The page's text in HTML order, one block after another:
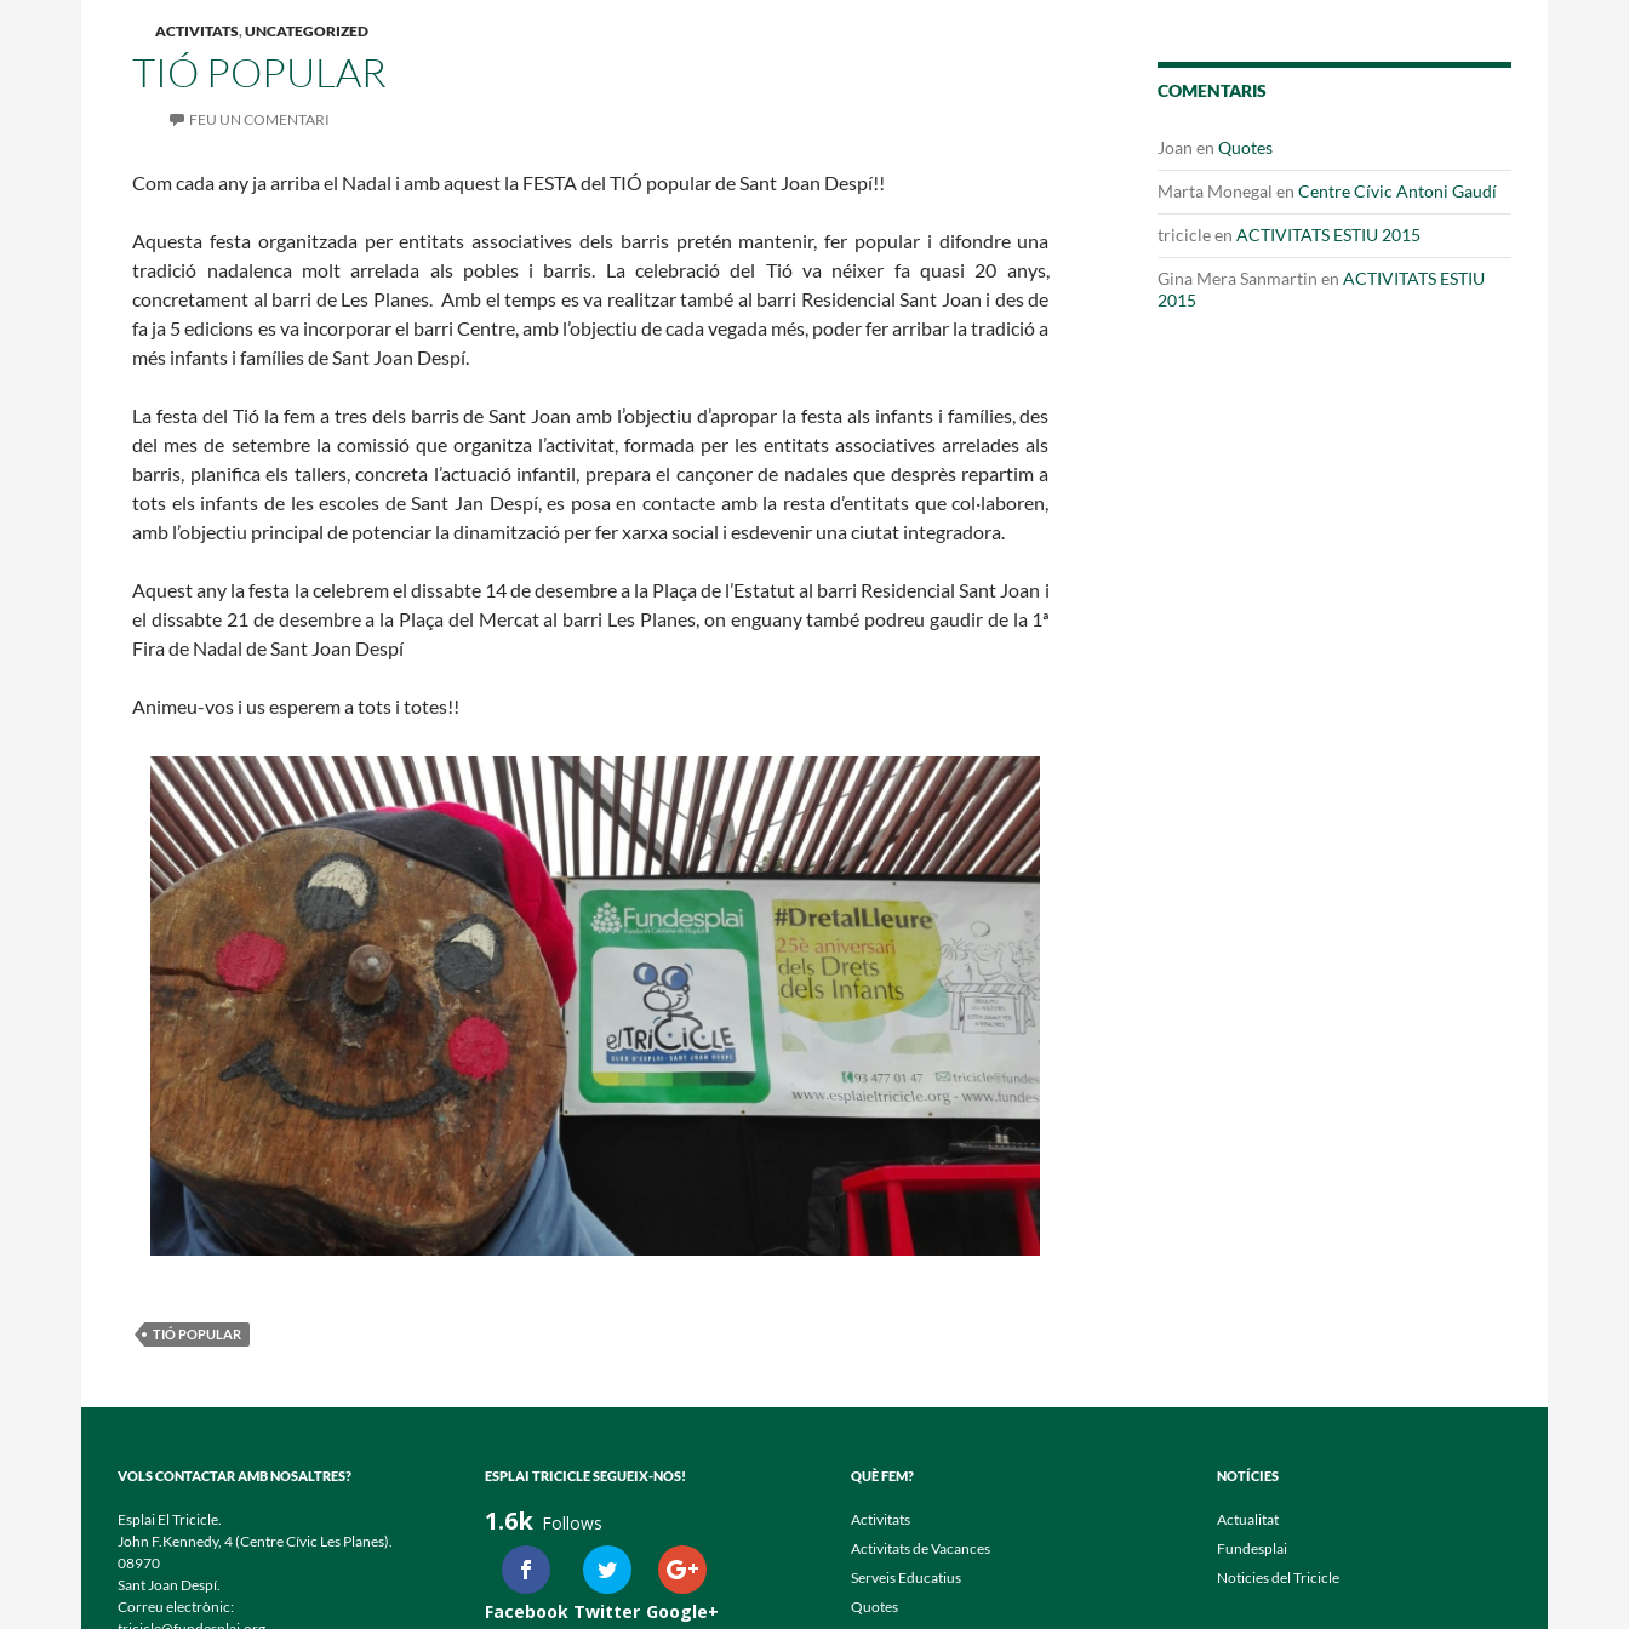
ACTIVITATS,UNCATEGORIZED
TIÓ POPULAR
FEU UN COMENTARI
Com cada any ja arriba el Nadal i amb aquest la FESTA del TIÓ popular de Sant Joan Despí!!
Aquesta festa organitzada per entitats associatives dels barris pretén mantenir, fer popular i difondre una
tradició nadalenca moltarrelada alspoblesi barris. La celebraciódel Tióva néixer faquasi 20 anys,
concretament al barri de Les Planes. Amb el temps es va realitzar també al barri Residencial Sant Joan i des de
fa ja 5 edicions es va incorporar el barri Centre, amb l’objectiu de cada vegada més, poder fer arribar la tradició a
més infants i famílies de Sant Joan Despí.
La festa del Tió la fem a tres dels barris de Sant Joan amb l’objectiu d’apropar la festa als infants i famílies, des
del mes de setembre la comissió que organitza l’activitat, formada per lesentitats associatives arrelades als
barris, planifica els tallers, concreta l’actuació infantil, prepara el cançoner de nadales que desprès repartim a
tots els infants de les escoles de Sant Jan Despí,es posa en contacte amb la resta d’entitats quecol·laboren,
amb l’objectiu principal de potenciar ladinamització per fer xarxa social i esdevenir una ciutat integradora.
Aquest any la festa la celebrem el dissabte 14de desembrea la Plaça de l’Estatutal barri Residencial Sant Joan i
el dissabte 21 de desembrea la Plaça del Mercat al barri Les Planes, on enguany també podreu gaudir de la 1ª
Fira de Nadal de Sant Joan Despí
Animeu-vos i us esperem a tots i totes!!
TIÓ POPULAR
COMENTARIS
Joan enQuotes
Marta Monegal enCentre Cívic Antoni Gaudí
tricicleenACTIVITATS ESTIU 2015
Gina Mera Sanmartin enACTIVITATS ESTIU
2015
VOLS CONTACTAR AMB NOSALTRES?
Esplai El Tricicle.
John F.Kennedy, 4 (Centre Cívic Les Planes).
08970
Sant Joan Despí.
Correu electrònic:
ESPLAI TRICICLE SEGUEIX-NOS!
1.6k Follows
Facebook Twitter Google+
QUÈ FEM?
Activitats
Activitats de Vacances
Serveis Educatius
Quotes
NOTÍCIES
Actualitat
Fundesplai
Noticies del Tricicle